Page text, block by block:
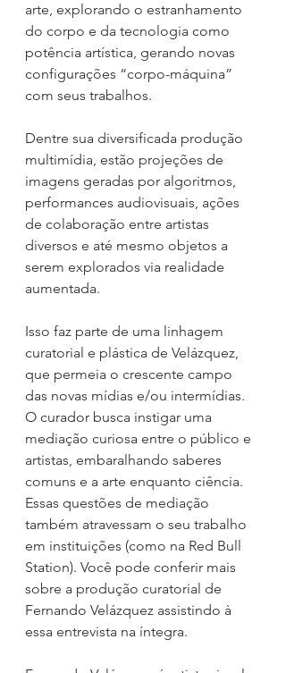
arte, explorando o estranhamento
do corpo e da tecnologia como
potência artística, gerando novas
configurações “corpo-máquina”
com seus trabalhos.
Dentre sua diversificada produção
multimídia, estão projeções de
imagens geradas por algoritmos,
performances audiovisuais, ações
de colaboração entre artistas
diversos e até mesmo objetos a
serem explorados via realidade
aumentada.
Isso faz parte de uma linhagem
curatorial e plástica de Velázquez,
que permeia o crescente campo
das novas mídias e/ou intermídias.
O curador busca instigar uma
mediação curiosa entre o público e
artistas, embaralhando saberes
comuns e a arte enquanto ciência.
Essas questões de mediação
também atravessam o seu trabalho
em instituições (como na Red Bull
Station). Você pode conferir mais
sobre a produção curatorial de
Fernando Velázquez assistindo à
essa entrevista na íntegra.